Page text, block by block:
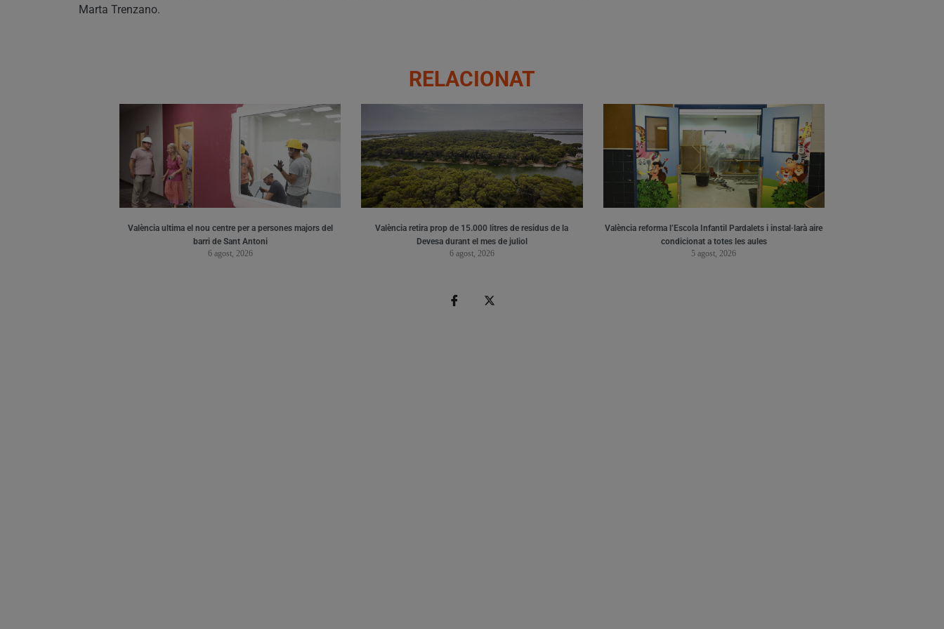
Marta Trenzano.
RELACIONAT
València ultima el nou centre per a persones majors del
barri de Sant Antoni
6 agost, 2026
València retira prop de 15.000 litres de residus de la
Devesa durant el mes de juliol
6 agost, 2026
València reforma l’Escola Infantil Pardalets i instal·larà aire
condicionat a totes les aules
5 agost, 2026